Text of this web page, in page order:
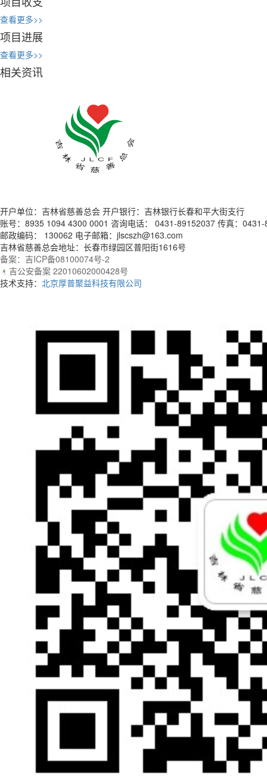
查看更多>>
项目进展
查看更多>>
相关资讯
开户单位：吉林省慈善总会 开户银行：吉林银行长春和平大街支行
账号：8935 1094 4300 0001 咨询电话： 0431-89152037 传真：
邮政编码： 130062 电子邮箱：jlscszh@163.com
吉林省慈善总会地址：长春市绿园区普阳街1616号
备案：吉ICP备08100074号-2
吉公安备案 22010602000428号
技术支持： 北京厚普聚益科技有限公司